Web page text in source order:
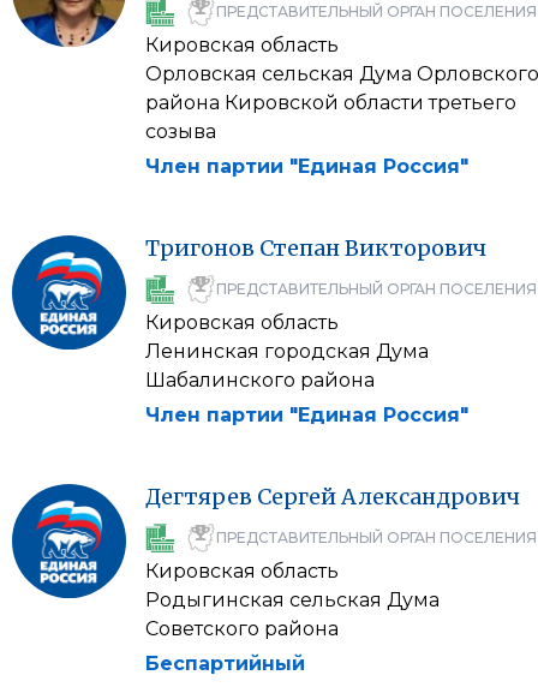
ПРЕДСТАВИТЕЛЬНЫЙ ОРГАН ПОСЕЛЕНИЯ
Кировская область
Орловская сельская Дума Орловского
района Кировской области третьего
созыва
Член партии "Единая Россия"
Тригонов СтепанВикторович
ПРЕДСТАВИТЕЛЬНЫЙ ОРГАН ПОСЕЛЕНИЯ
Кировская область
Ленинская городская Дума
Шабалинского района
Член партии "Единая Россия"
Дегтярев СергейАлександрович
ПРЕДСТАВИТЕЛЬНЫЙ ОРГАН ПОСЕЛЕНИЯ
Кировская область
Родыгинская сельская Дума
Советского района
Беспартийный